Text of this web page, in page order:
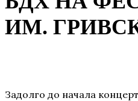
ИМ.
Задолго до начала